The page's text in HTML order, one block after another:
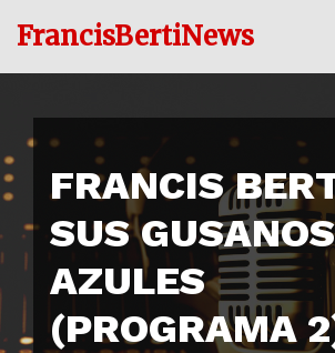
contenido
FrancisBertiNews
FRANCIS
SUS GUSANOS
AZULES
(PROGRAMA